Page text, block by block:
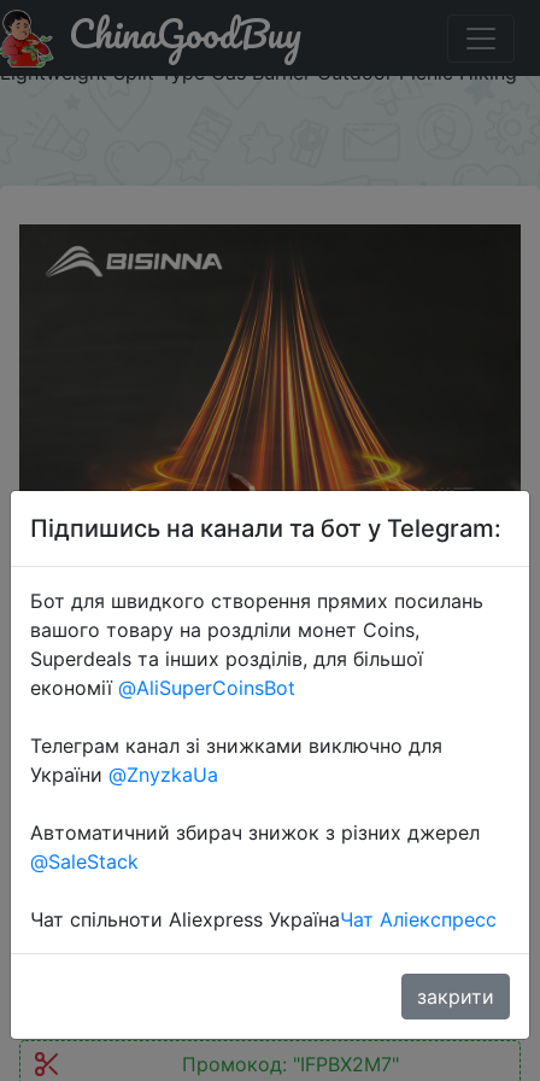
Код на знижку IFPBX2M7 BISINNA Camping Gas Stove
3600W High-power Infrared Card Stove Portable
Lightweight Split Type Gas Burner Outdoor Picnic Hiking
ChinaGoodBuy
BISINNA Camping Gas Stove
3600W High-power Infrared Card
Type Gas Burner Outdoor Picnic
Hiking
$28.88
Промокод: "IFPBX2M7"
Підпишись на канали та бот у Telegram:
Бот для швидкого створення прямих посилань
вашого товару на роздліли монет Coins,
Superdeals та інших розділів, для більшої
економії @AliSuperCoinsBot
Телеграм канал зі знижками виключно для
України @ZnyzkaUa
Автоматичний збирач знижок з різних джерел
@SaleStack
Чат спільноти Aliexpress УкраїнаЧат Аліекспресс
закрити